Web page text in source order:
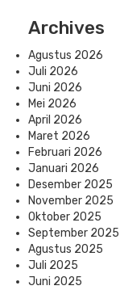
Archives
Agustus 2026
Juli 2026
Juni 2026
Mei 2026
April 2026
Maret 2026
Februari 2026
Januari 2026
Desember 2025
November 2025
Oktober 2025
September 2025
Agustus 2025
Juli 2025
Juni 2025